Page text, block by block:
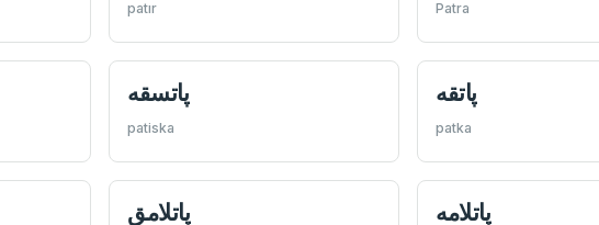
patır Patra
پاتسقه
patiska
پاتقه
patka
پاتلامق پاتلامه